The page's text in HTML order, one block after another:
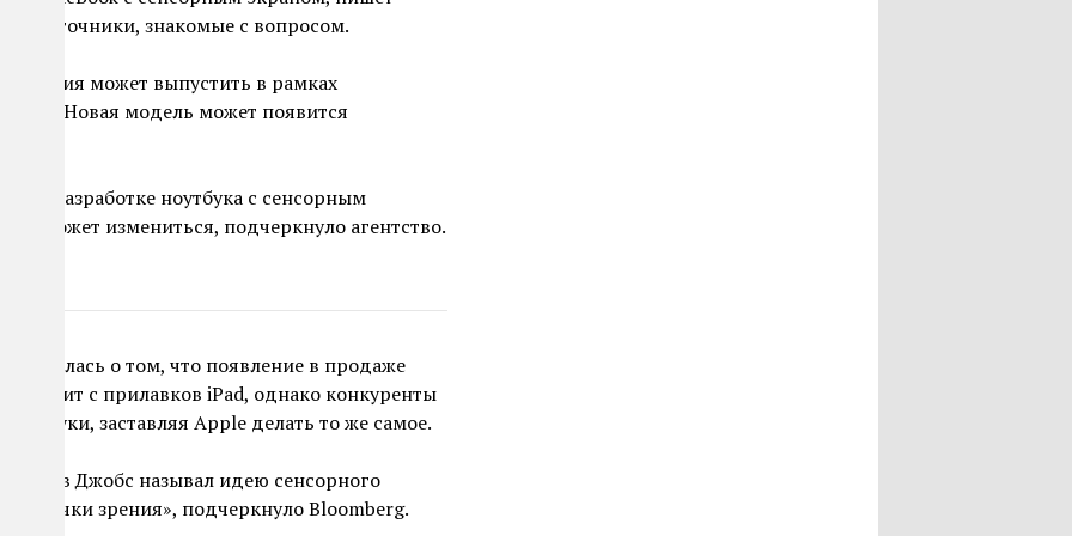
на источники, знакомые с вопросом.
может выпустить в рамках
Pro. Новая модель может появится
по разработке ноутбука с сенсорным
может измениться, подчеркнуло агентство.
о том, что появление в продаже
с прилавков iPad, однако конкуренты
заставляя Apple делать то же самое.
Стив Джобс называл идею сенсорного
точки зрения», подчеркнуло Bloomberg.